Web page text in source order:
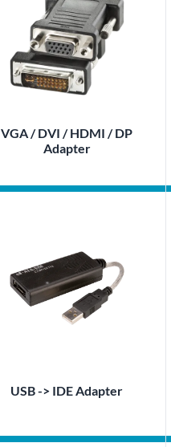
VGA / DVI / HDMI / DP
Adapter
USB -> IDE Adapter